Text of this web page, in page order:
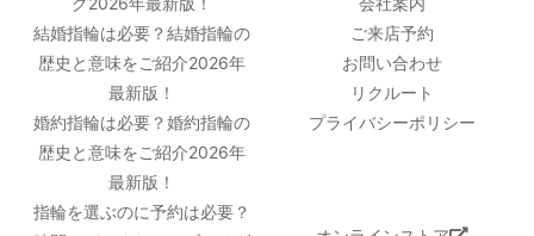
結婚指輪は必要？結婚指輪の
歴史と意味をご紹介2026年
最新版！
婚約指輪は必要？婚約指輪の
歴史と意味をご紹介2026年
最新版！
指輪を選ぶのに予約は必要？
ご来店予約
お問い合わせ
リクルート
プライバシーポリシー